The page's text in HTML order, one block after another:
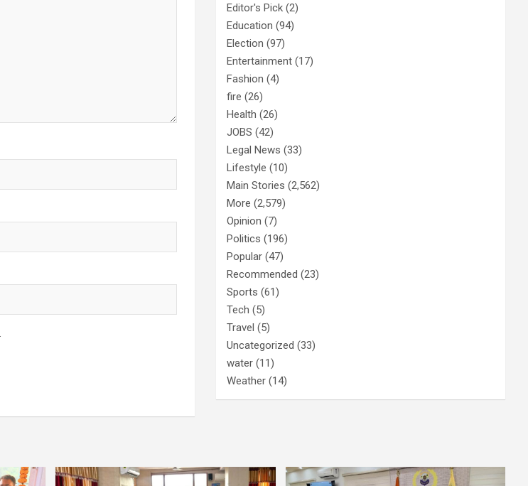
Editor's Pick (2)
Education (94)
Election (97)
Entertainment (17)
Fashion (4)
fire (26)
Health (26)
JOBS (42)
Legal News (33)
Lifestyle (10)
Main Stories (2,562)
More (2,579)
Opinion (7)
Politics (196)
Popular (47)
Recommended (23)
Sports (61)
Tech (5)
Travel (5)
Uncategorized (33)
water (11)
Weather (14)